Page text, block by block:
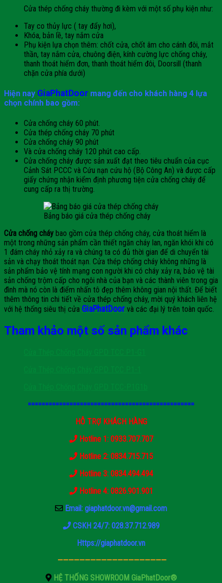
Cửa thép chống cháy thường đi kèm với một số phụ kiện như:
Tay co thủy lực ( tay đẩy hơi),
Khóa, bản lề, tay nắm cửa
Phụ kiện lựa chọn thêm: chốt cửa, chốt âm cho cánh đôi, mắt
thần, tay nắm cửa, chuông điện, kính cường lực chống cháy,
thanh thoát hiểm đơn, thanh thoát hiểm đôi, Doorsill (thanh
chặn cửa phía dưới)
Hiện nay GiaPhatDoor mang đến cho khách hàng 4 lựa
chọn chính bao gồm:
Cửa chống cháy 60 phút.
Cửa thép chống cháy 70 phút
Cửa chống cháy 90 phút
Và cửa chống cháy 120 phút cao cấp.
Cửa chống cháy được sản xuất đạt theo tiêu chuẩn của cục
Cảnh Sát PCCC và Cứu nạn cứu hộ (Bộ Công An) và được cấp
giấy chứng nhận kiểm định phương tiện cửa chống cháy để
cung cấp ra thị trường.
Bảng báo giá cửa thép chống cháy
Cửa chống cháy bao gồm cửa thép chống cháy, cửa thoát hiểm là
một trong những sản phẩm cần thiết ngăn cháy lan, ngăn khói khi có
1 đám cháy nhỏ xảy ra và chúng ta có đủ thời gian để di chuyển tài
sản và chạy thoát thoát nạn. Cửa thép chống cháy không những là
sản phẩm bảo vệ tính mạng con người khi có cháy xảy ra, bảo vệ tài
sản chống trộm cấp cho ngôi nhà của bạn và các thành viên trong gia
đình mà nó còn là điểm nhấn tô đẹp thêm không gian nội thất. Để biết
thêm thông tin chi tiết về cửa thép chống cháy, mời quý khách liên hệ
với hệ thống siêu thị cửa GiaPhatDoor và các đại lý trên toàn quốc.
Tham khảo một số sản phẩm khác
================================================
HỖ TRỢ KHÁCH HÀNG
Hotline 1: 0933.707.707
Hotline 2: 0834.715.715
Hotline 3: 0834.494.494
Hotline 4: 0826.901.901
Email: giaphatdoor.vn@gmail.com
CSKH 24/7: 028.37.712.989
Https://giaphatdoor.vn
————————————————————
HỆ THỐNG SHOWROOM GiaPhatDoor®